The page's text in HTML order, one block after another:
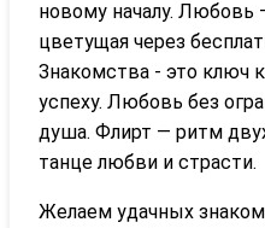
новому началу. Любовь
цветущая через
Знакомства - это ключ
успеху. Любовь без
душа. Флирт — ритм
танце любви и страсти.
Желаем удачных